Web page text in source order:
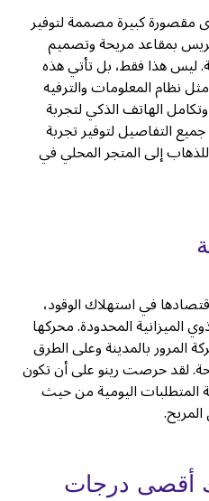
مقصورة كبيرة مصممة لتوفير
بمقاعد مريحة وتصميم
ليس هذا فقط، بل تأتي هذه
نظام المعلومات والترفيه
الهاتف الذكي لتجربة
التفاصيل لتوفير تجربة
إلى المتجر المحلي في
سيارة إكسبريس 2025 باقتصادها في استهلاك الوقود،
الميزانية المحدودة. محركها
المرور بالمدينة وعلى الطرق
لقد حرصت رينو على أن تكون
المتطلبات اليومية من حيث
أقصى درجات